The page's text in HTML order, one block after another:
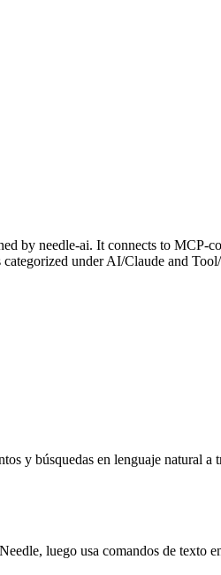
by needle-ai. It connects to MCP-
under AI/Claude and
y búsquedas en lenguaje natural
luego usa comandos de texto